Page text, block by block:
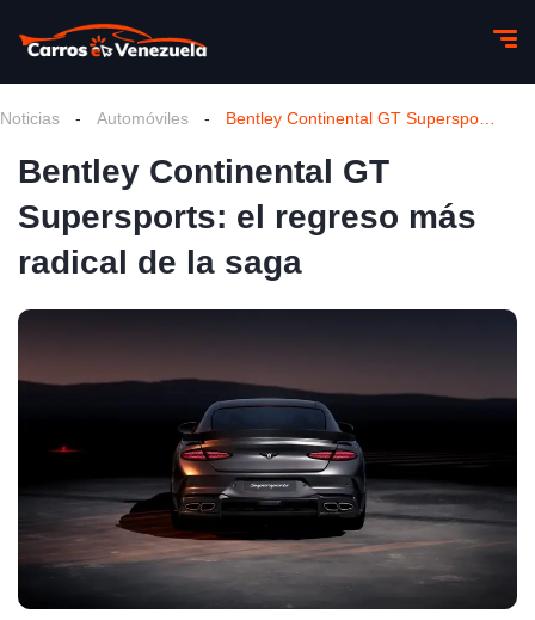
Noticias - Automóviles -
Bentley Continental GT
Supersports: el regreso más
radical de la saga